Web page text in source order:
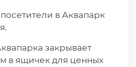
в Аквапарк
закрывает
в ящичек для ценных